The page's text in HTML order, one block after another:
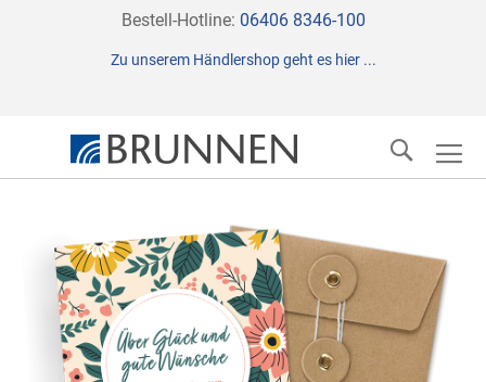
Direkt
Inhalt
Bestell-Hotline: 06406 8346-100
Zu unserem Händlershop geht es hier ...
Suche